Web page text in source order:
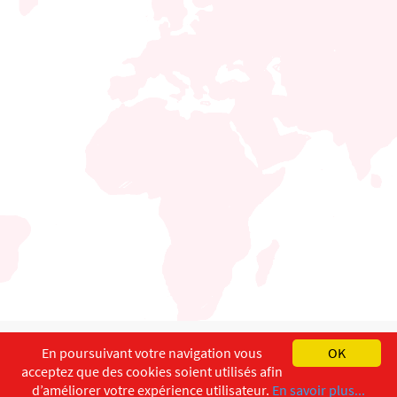
English Français
Copyright ©ISEC-AdW Impressum
OK
En poursuivant votre navigation vous
acceptez que des cookies soient utilisés afin
d’améliorer votre expérience utilisateur. En savoir plus...